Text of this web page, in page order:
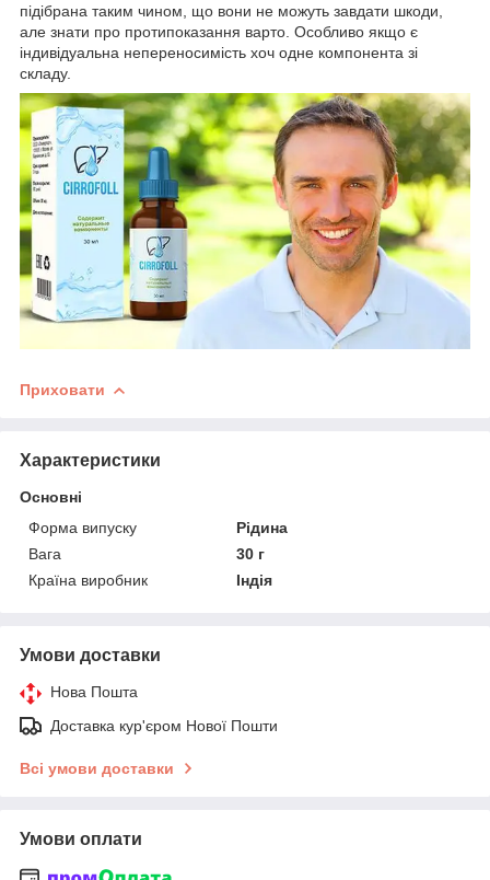
підібрана таким чином, що вони не можуть завдати шкоди,
але знати про протипоказання варто. Особливо якщо є
індивідуальна непереносимість хоч одне компонента зі
складу.
Приховати
Характеристики
Основні
Форма випуску
Рідина
Вага
30 г
Країна виробник
Індія
Умови доставки
Нова Пошта
Доставка кур'єром Нової Пошти
Всі умови доставки
Умови оплати